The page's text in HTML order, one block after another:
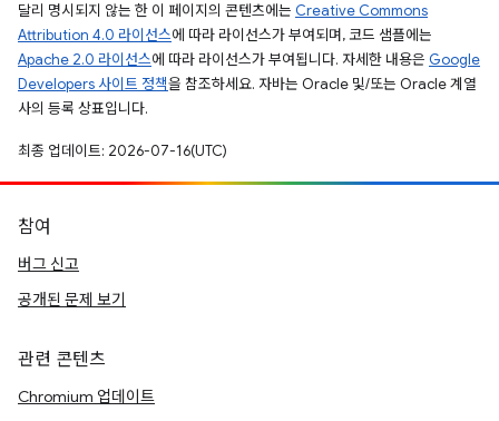
달리 명시되지 않는 한 이 페이지의 콘텐츠에는 Creative Commons
Attribution 4.0 라이선스에 따라 라이선스가 부여되며, 코드 샘플에는
Apache 2.0 라이선스에 따라 라이선스가 부여됩니다. 자세한 내용은 Google
Developers 사이트 정책을 참조하세요. 자바는 Oracle 및/또는 Oracle 계열
사의 등록 상표입니다.
최종 업데이트: 2026-07-16(UTC)
참여
버그 신고
공개된 문제 보기
관련 콘텐츠
Chromium 업데이트